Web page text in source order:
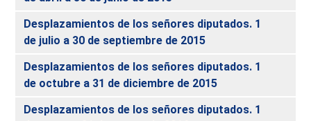
Desplazamientos de los señores diputados. 1
de julio a 30 de septiembre de 2015
Desplazamientos de los señores diputados. 1
de octubre a 31 de diciembre de 2015
Desplazamientos de los señores diputados. 1